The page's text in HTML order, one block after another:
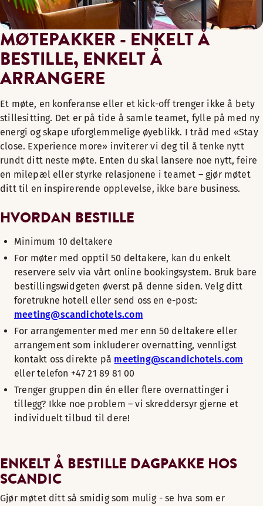
MØTEPAKKER - ENKELT Å
BESTILLE, ENKELT Å
ARRANGERE
Et møte, en konferanse eller et kick-off trenger ikke å bety
stillesitting. Det er på tide å samle teamet, fylle på med ny
energi og skape uforglemmelige øyeblikk. I tråd med «Stay
close. Experience more» inviterer vi deg til å tenke nytt
rundt ditt neste møte. Enten du skal lansere noe nytt, feire
en milepæl eller styrke relasjonene i teamet – gjør møtet
ditt til en inspirerende opplevelse, ikke bare business.
HVORDAN BESTILLE
Minimum 10 deltakere
For møter med opptil 50 deltakere, kan du enkelt
reservere selv via vårt online bookingsystem. Bruk bare
bestillingswidgeten øverst på denne siden. Velg ditt
foretrukne hotell eller send oss en e-post:
meeting@scandichotels.com
For arrangementer med mer enn 50 deltakere eller
arrangement som inkluderer overnatting, vennligst
kontakt oss direkte på meeting@scandichotels.com
eller telefon +47 21 89 81 00
Trenger gruppen din én eller flere overnattinger i
tillegg? Ikke noe problem – vi skreddersyr gjerne et
individuelt tilbud til dere!
ENKELT Å BESTILLE DAGPAKKE HOS
SCANDIC
Gjør møtet ditt så smidig som mulig - se hva som er